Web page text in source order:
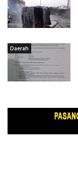
Daerah